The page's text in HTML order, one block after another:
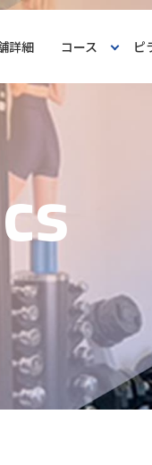
詳細 コース ピ
cs